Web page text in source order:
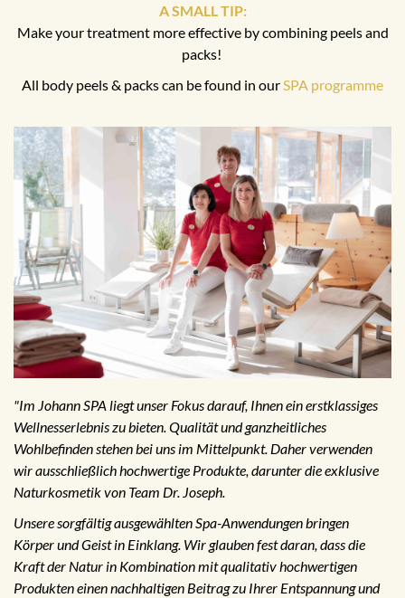
A SMALL TIP:
Make your treatment more effective by combining peels and
packs!
All body peels & packs can be found in our SPA programme
"Im Johann SPA liegt unser Fokus darauf, Ihnen ein erstklassiges
Wellnesserlebnis zu bieten. Qualität und ganzheitliches
Wohlbefinden stehen bei uns im Mittelpunkt. Daher verwenden
wir ausschließlich hochwertige Produkte, darunter die exklusive
Naturkosmetik von Team Dr. Joseph.
Unsere sorgfältig ausgewählten Spa-Anwendungen bringen
Körper und Geist in Einklang. Wir glauben fest daran, dass die
Kraft der Natur in Kombination mit qualitativ hochwertigen
Produkten einen nachhaltigen Beitrag zu Ihrer Entspannung und